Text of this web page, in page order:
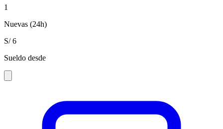
1
Nuevas (24h)
S/ 6
Sueldo desde